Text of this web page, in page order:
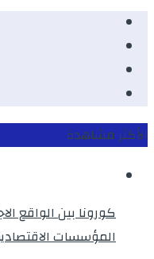
الأكثر مشاهدة
كورونا بين الواقع
المؤسسات